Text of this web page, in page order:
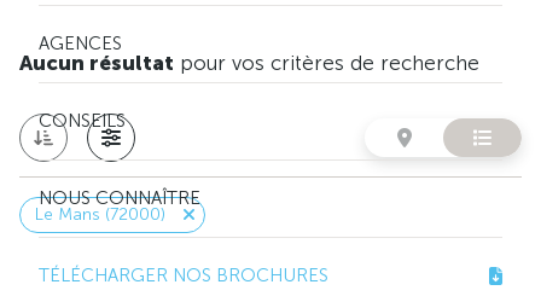
AGENCES
CONSEILS
NOUS CONNAÎTRE
TÉLÉCHARGER NOS BROCHURES
Aucun résultat pour vos critères de recherche
Le Mans (72000)